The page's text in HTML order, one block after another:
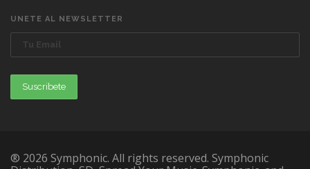
UNETE AL NEWSLETTER
® 2026 Symphonic. All rights reserved. Symphonic